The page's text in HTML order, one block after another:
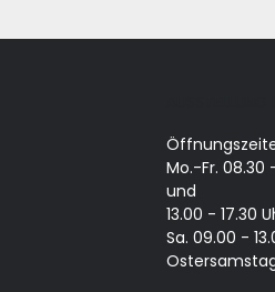
Mo.-Fr. 08.30
und
13.00 - 17.30
Sa. 09.00 -